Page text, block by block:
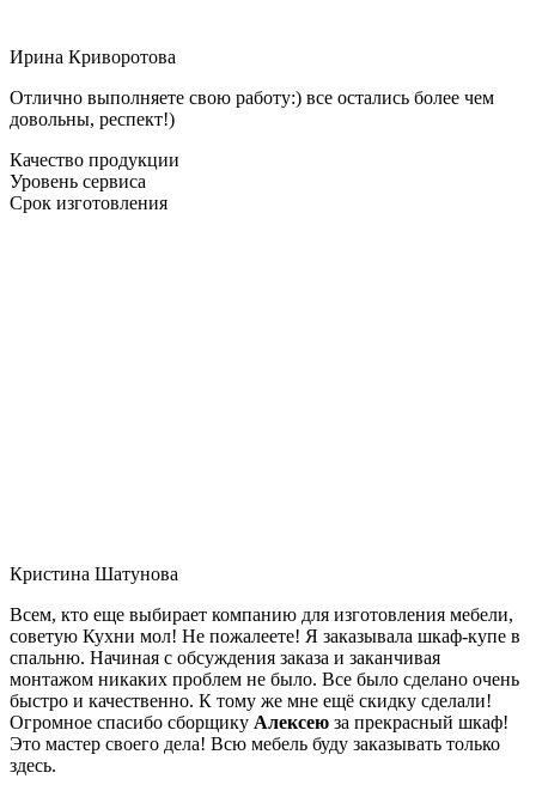
Ирина Криворотова
Отлично выполняете свою работу:) все остались более чем
довольны, респект!)
Качество продукции
Уровень сервиса
Срок изготовления
Кристина Шатунова
Всем, кто еще выбирает компанию для изготовления мебели,
советую Кухни мол! Не пожалеете! Я заказывала шкаф-купе в
спальню. Начиная с обсуждения заказа и заканчивая
монтажом никаких проблем не было. Все было сделано очень
быстро и качественно. К тому же мне ещё скидку сделали!
Огромное спасибо сборщику Алексею за прекрасный шкаф!
Это мастер своего дела! Всю мебель буду заказывать только
здесь.